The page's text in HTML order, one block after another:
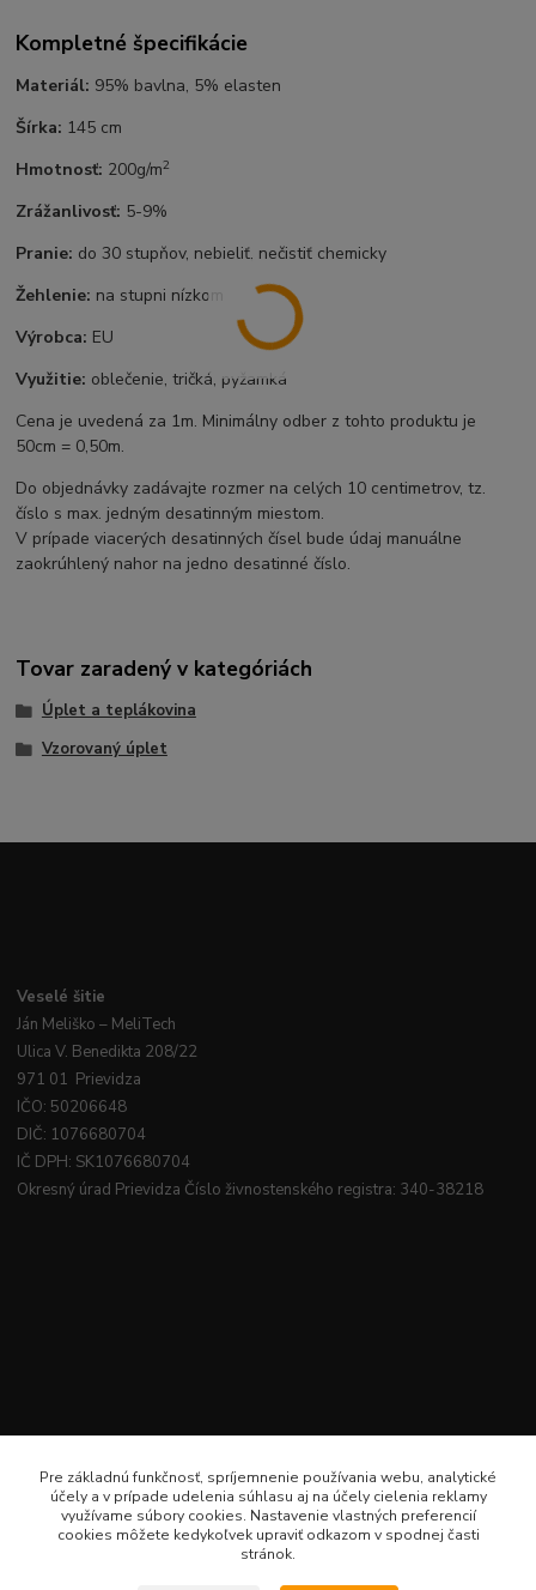
Kompletné špecifikácie
Materiál: 95% bavlna, 5% elasten
Šírka: 145 cm
Hmotnosť: 200g/m2
Zrážanlivosť: 5-9%
Pranie: do 30 stupňov, nebieliť, nečistiť chemicky
Žehlenie: na stupni nízkom
Výrobca: EU
Využitie: oblečenie, tričká, pyžamká
Cena je uvedená za 1m. Minimálny odber z tohto produktu je
50cm = 0,50m.
Do objednávky zadávajte rozmer na celých 10 centimetrov, tz.
číslo s max. jedným desatinným miestom.
V prípade viacerých desatinných čísel bude údaj manuálne
zaokrúhlený nahor na jedno desatinné číslo.
Tovar zaradený v kategóriách
Úplet a teplákovina
Vzorovaný úplet
Veselé šitie
Ján Meliško – MeliTech
Ulica V. Benedikta 208/22
971 01 Prievidza
IČO: 50206648
DIČ: 1076680704
IČ DPH: SK1076680704
Okresný úrad Prievidza Číslo živnostenského registra: 340-38218
Pre základnú funkčnosť, spríjemnenie používania webu, analytické
účely a v prípade udelenia súhlasu aj na účely cielenia reklamy
využívame súbory cookies. Nastavenie vlastných preferencií
cookies môžete kedykoľvek upraviť odkazom v spodnej časti
stránok.